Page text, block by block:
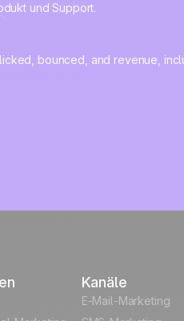
und Support.
Kanäle
E-Mail-Marketing